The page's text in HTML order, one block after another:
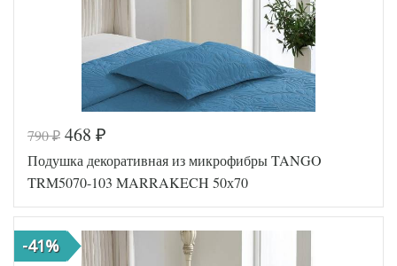
Код товара
Артикул
TT114610
Размер
подушки
50х70
Наполнитель
Синтепон
Ткань
Микрофибра
Производитель
790₽ 468 ₽
Подушка декоративная из микрофибры TANGO
TRM5070-103 MARRAKECH 50х70
-41%